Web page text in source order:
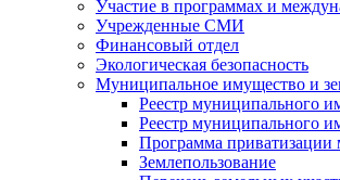
Участие в программах и
Учрежденные СМИ
Финансовый отдел
Экологическая безопасность
Муниципальное имущество и
Реестр муниципального
Реестр муниципального
Программа приватизации
Землепользование